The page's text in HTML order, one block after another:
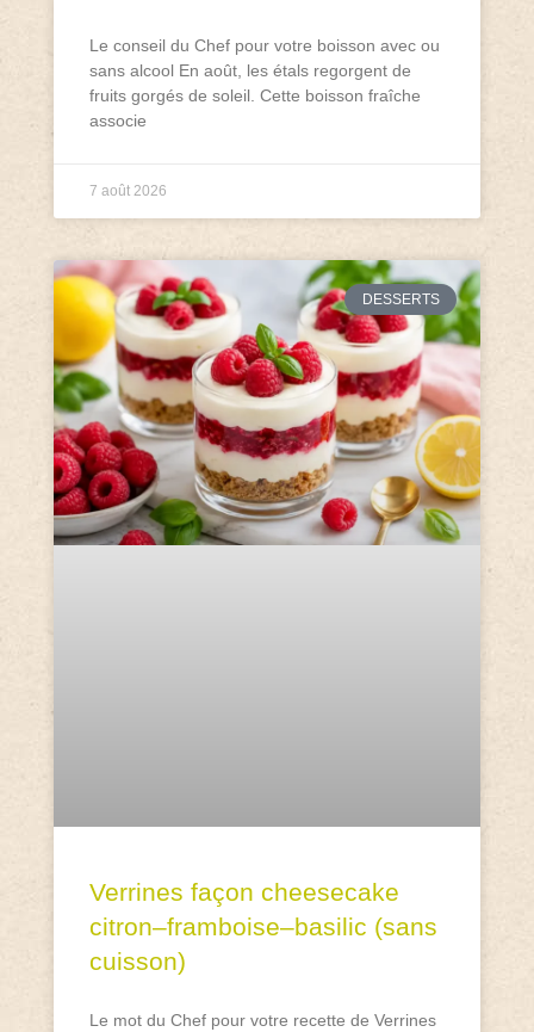
Le conseil du Chef pour votre boisson avec ou
sans alcool En août, les étals regorgent de
fruits gorgés de soleil. Cette boisson fraîche
associe
7 août 2026
DESSERTS
Verrines façon cheesecake
citron–framboise–basilic (sans
cuisson)
Le mot du Chef pour votre recette de Verrines